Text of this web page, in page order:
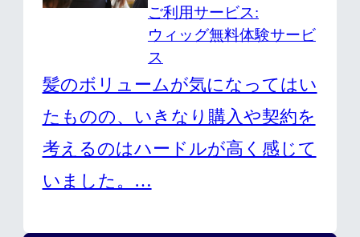
ご利用サービス
ウィッグ無料体験サービ
ス
髪のボリュームが気になってはい
たものの、いきなり購入や契約を
考えるのはハードルが高く感じて
いました。…